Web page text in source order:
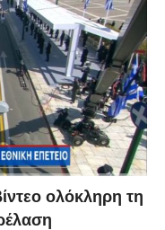
ολόκληρη τη